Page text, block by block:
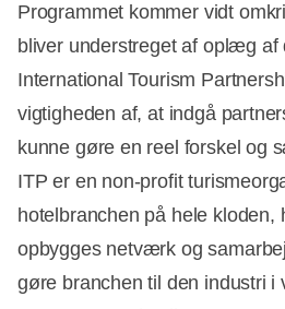
Programmet kommer vidt
bliver understreget af oplæg af
International Tourism
vigtigheden af, at indgå
kunne gøre en reel forskel og
ITP er en non-profit
hotelbranchen på hele kloden,
opbygges netværk og
gøre branchen til den industri i